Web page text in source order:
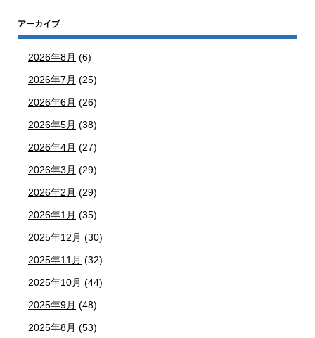
アーカイブ
2026年8月 (6)
2026年7月 (25)
2026年6月 (26)
2026年5月 (38)
2026年4月 (27)
2026年3月 (29)
2026年2月 (29)
2026年1月 (35)
2025年12月 (30)
2025年11月 (32)
2025年10月 (44)
2025年9月 (48)
2025年8月 (53)